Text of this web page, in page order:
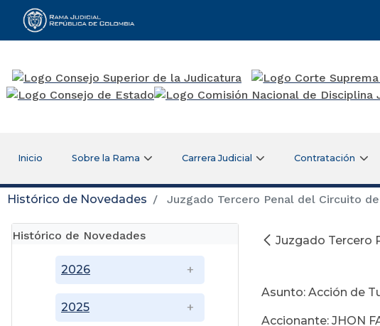
Rama Judicial
Inicio Sobre la Rama Carrera Judicial Contratación
Histórico de Novedades Juzgado Tercero Penal del Circuito
Histórico de Novedades
2025
2026
Juzgado Tercero
Asunto: Acción de
Accionante: JHON